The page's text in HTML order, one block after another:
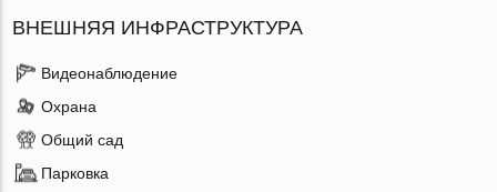
ВНЕШНЯЯ ИНФРАСТРУКТУРА
Видеонаблюдение
Охрана
Общий сад
Парковка